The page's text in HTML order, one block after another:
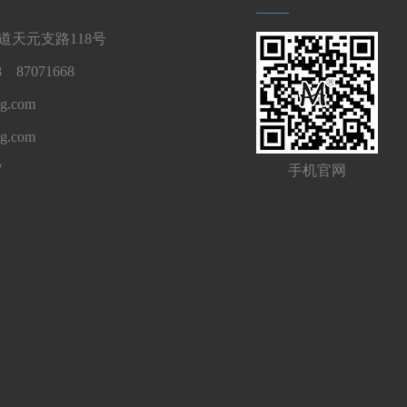
天元支路118号
87071668
手机官网